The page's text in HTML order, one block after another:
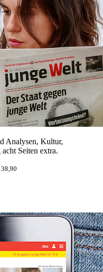
Analysen, Kultur,
Seiten extra.